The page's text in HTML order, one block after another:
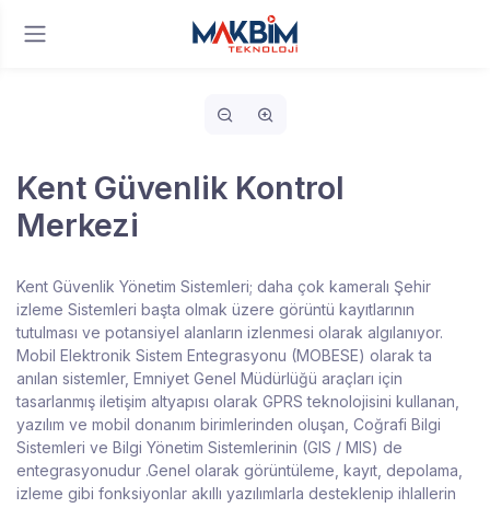
Kent Güvenlik Kontrol
Merkezi
Kent Güvenlik Yönetim Sistemleri; daha çok kameralı Şehir
izleme Sistemleri başta olmak üzere görüntü kayıtlarının
tutulması ve potansiyel alanların izlenmesi olarak algılanıyor.
Mobil Elektronik Sistem Entegrasyonu (MOBESE) olarak ta
anılan sistemler, Emniyet Genel Müdürlüğü araçları için
tasarlanmış iletişim altyapısı olarak GPRS teknolojisini kullanan,
yazılım ve mobil donanım birimlerinden oluşan, Coğrafi Bilgi
Sistemleri ve Bilgi Yönetim Sistemlerinin (GIS / MIS) de
entegrasyonudur .Genel olarak görüntüleme, kayıt, depolama,
izleme gibi fonksiyonlar akıllı yazılımlarla desteklenip ihlallerin